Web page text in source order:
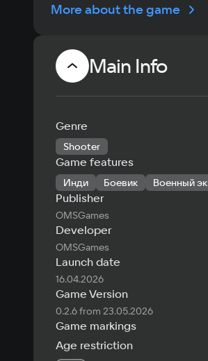
More about the game
Main Info
Genre
Shooter
Game features
Инди Боевик Военный
Publisher
OMSGames
Developer
OMSGames
Launch date
16.04.2026
Game Version
0.2.6 from 23.05.2026
Game markings
Age restriction